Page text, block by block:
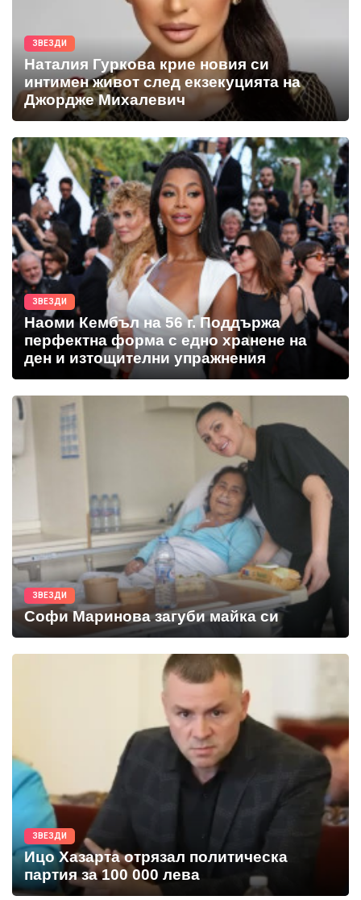
ЗВЕЗДИ
Наталия Гуркова крие новия си
интимен живот след екзекуцията на
Джордже Михалевич
ЗВЕЗДИ
Наоми Кембъл на 56 г. Поддържа
перфектна форма с едно хранене на
ден и изтощителни упражнения
ЗВЕЗДИ
Софи Маринова загуби майка си
ЗВЕЗДИ
Ицо Хазарта отрязал политическа
партия за 100 000 лева